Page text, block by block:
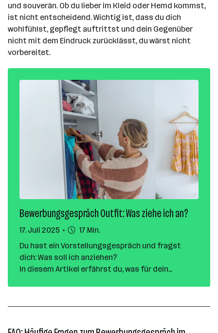
In diesem Artikel erfährst du, warum Smalltalk
wichtig ist, wie du passende Themen findest,
welche Stolperfallen du vermeiden solltest und
wie du deine Fähigkeiten gezielt verbessern
kannst.
und souverän. Ob du lieber im Kleid oder Hemd kommst,
ist nicht entscheidend. Wichtig ist, dass du dich
wohlfühlst, gepflegt auftrittst und dein Gegenüber
nicht mit dem Eindruck zurücklässt, du wärst nicht
vorbereitet.
Bewerbungsgespräch Outfit: Was ziehe ich an?
17. Juli 2025
17 Min.
Du hast ein Vorstellungsgespräch und fragst
dich: Was soll ich anziehen?
In diesem Artikel erfährst du, was für dein
Außerdem kannst du deine Einschätzung sofort